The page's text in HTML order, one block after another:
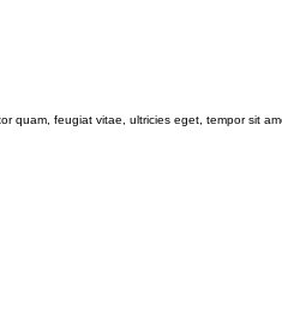
quam, feugiat vitae, ultricies eget, tempor sit